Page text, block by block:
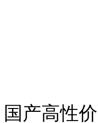
国产高性